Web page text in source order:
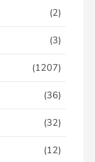
(2)
(3)
(1207)
(36)
(32)
(12)